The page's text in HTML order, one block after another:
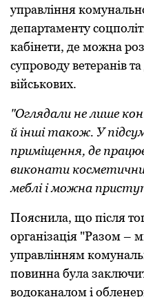
управління
департаменту
кабінети, де можна
супроводу ветеранів
військових.
"Оглядали не лише
й інші також. У
приміщення, де
виконати
меблі і можна
Пояснила, що після
організація "Разом –
управлінням
повинна була
водоканалом і